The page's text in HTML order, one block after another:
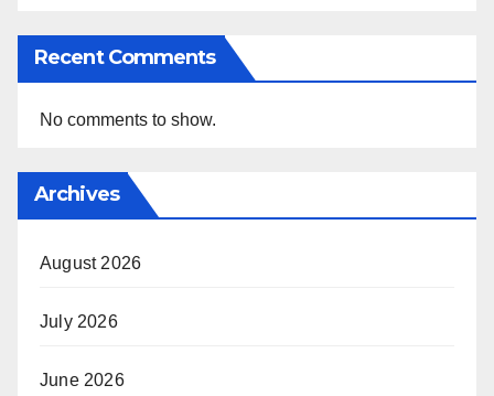
Recent Comments
No comments to show.
Archives
August 2026
July 2026
June 2026